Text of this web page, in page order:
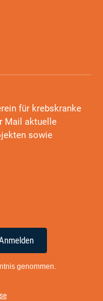
für krebskranke
Mail aktuelle
sowie
genommen.